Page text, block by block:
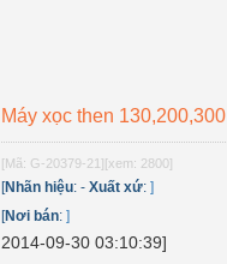
Máy xọc then 130,200,300
[Mã: G-20379-21][xem: 2800]
[Nhãn hiệu:-Xuất xứ:]
[Nơi bán:]
2014-09-30 03:10:39]